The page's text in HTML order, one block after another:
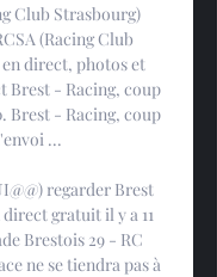
Club Strasbourg)
(Racing Club
direct, photos et
Brest - Racing, coup
Brest - Racing, coup
...
regarder Brest
gratuit il y a 11
Brestois 29 - RC
ne se tiendra pas à